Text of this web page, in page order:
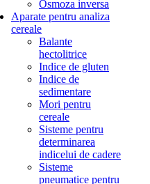
Osmoza inversa
Aparate pentru analiza
cereale
Balante
hectolitrice
Indice de gluten
Indice de
sedimentare
Mori pentru
cereale
Sisteme pentru
determinarea
indicelui de cadere
Sisteme
pneumatice pentru